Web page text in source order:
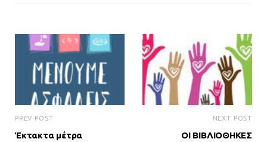
PREV POST
Έκτακτα μέτρα
NEXT POST
ΟΙ ΒΙΒΛΙΟΘΗΚΕΣ